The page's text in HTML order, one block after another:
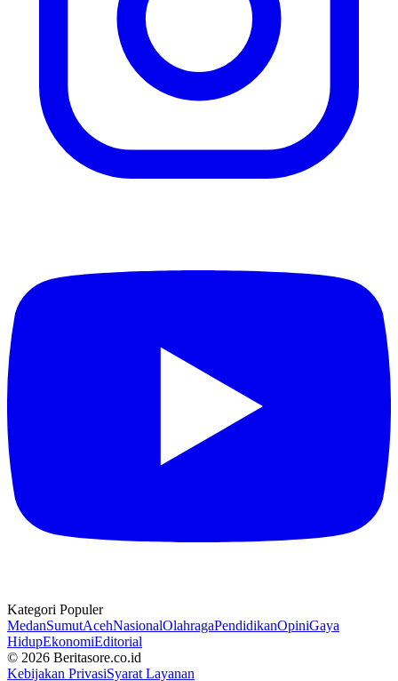
Kategori Populer
MedanSumutAcehNasionalOlahragaPendidikanOpiniGaya
HidupEkonomiEditorial
© 2026 Beritasore.co.id
Kebijakan PrivasiSyarat Layanan